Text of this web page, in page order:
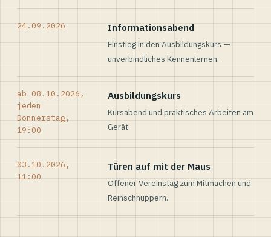
24.09.2026 Informationsabend
Einstieg in den Ausbildungskurs —
unverbindliches Kennenlernen.
ab 08.10.2026,
jeden
Donnerstag,
19:00
Ausbildungskurs
Kursabend und praktisches Arbeiten am
Gerät.
03.10.2026,
11:00
Türen auf mit der Maus
Offener Vereinstag zum Mitmachen und
Reinschnuppern.